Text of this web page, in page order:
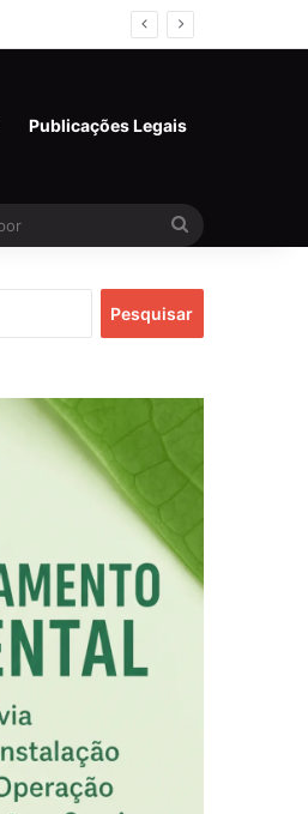
Publicações Legais
Procurar
por: